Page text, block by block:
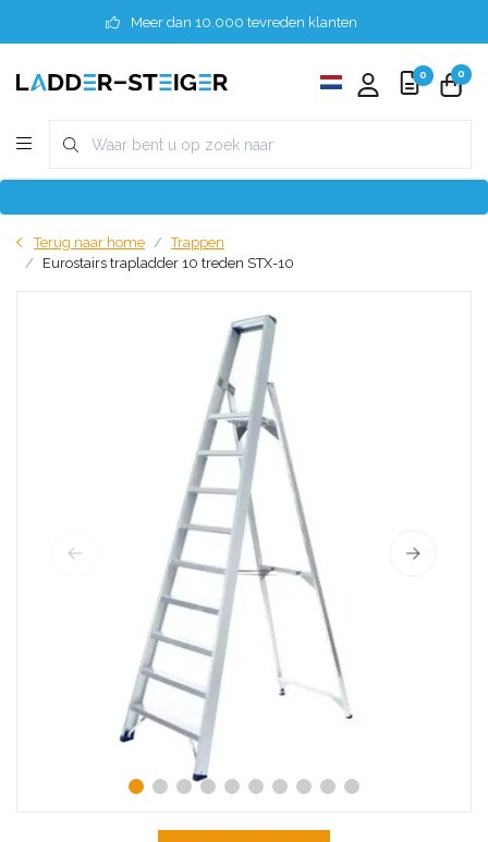
Meer dan 10.000 tevreden klanten
0 0
Terug naar home
Trappen
Eurostairs trapladder 10 treden STX-10